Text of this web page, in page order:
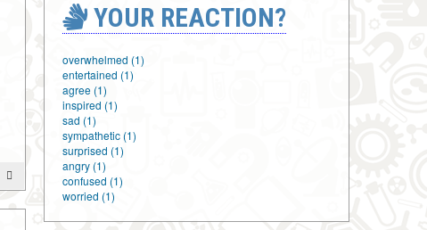
YOUR REACTION?
overwhelmed (1)
entertained (1)
agree (1)
inspired (1)
sad (1)
sympathetic (1)
surprised (1)
angry (1)
confused (1)
worried (1)